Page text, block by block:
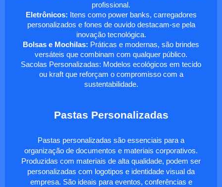
profissional.
Eletrônicos: Itens como power banks, carregadores
personalizados e fones de ouvido destacam-se pela
inovação tecnológica.
Bolsas e Mochilas: Práticas e modernas, são brindes
versáteis que combinam com qualquer público.
Sacolas Personalizadas: Modelos ecológicos em tecido
ou kraft que reforçam o compromisso com a
sustentabilidade.
Pastas Personalizadas
Pastas personalizadas são essenciais para a
organização de documentos e materiais corporativos.
Produzidas com materiais de alta qualidade, podem ser
personalizadas com logotipos e identidade visual da
empresa. São ideais para eventos, conferências e